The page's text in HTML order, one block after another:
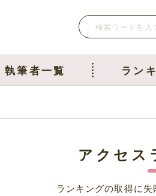
執筆者一覧 ラン
アクセス
ランキングの取得に失